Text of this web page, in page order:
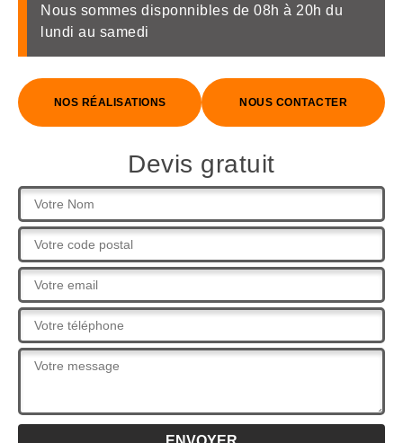
Nous sommes disponnibles de 08h à 20h du
lundi au samedi
NOS RÉALISATIONS NOUS CONTACTER
Devis gratuit